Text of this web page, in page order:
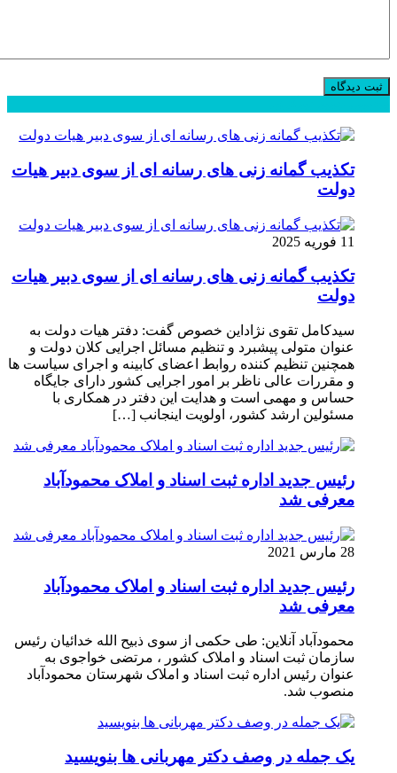
تکذیب گمانه زنی های رسانه ای از سوی دبیر هیات
دولت
11 فوریه 2025
تکذیب گمانه زنی های رسانه ای از سوی دبیر هیات
دولت
سیدکامل تقوی نژاداین خصوص گفت: دفتر هیات دولت به
عنوان متولی پیشبرد و تنظیم مسائل اجرایی کلان دولت و
همچنین تنظیم کننده روابط اعضای کابینه و اجرای سیاست ها
و مقررات عالی ناظر بر امور اجرایی کشور دارای جایگاه
حساس و مهمی است و هدایت این دفتر در همکاری با
مسئولین ارشد کشور، اولویت اینجانب […]
رئیس جدید اداره ثبت اسناد و املاک محمودآباد
معرفی شد
28 مارس 2021
رئیس جدید اداره ثبت اسناد و املاک محمودآباد
معرفی شد
محمودآباد آنلاین: طی حکمی از سوی ذبیح الله خدائیان رئیس
سازمان ثبت اسناد و املاک کشور ، مرتضی خواجوی به
عنوان رئیس اداره ثبت اسناد و املاک شهرستان محمودآباد
منصوب شد.
یک جمله در وصف دکتر مهربانی ها بنویسید